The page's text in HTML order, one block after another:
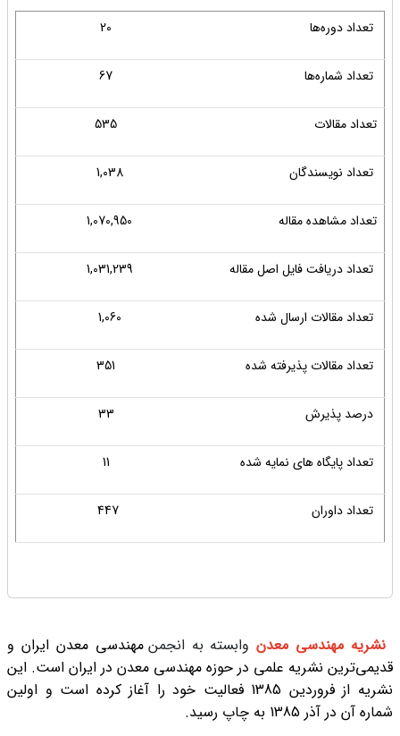
تعداد دوره‌ها
تعداد شماره‌ها
تعداد مقالات
تعداد نویسندگان 1,038
تعداد مشاهده مقاله 1,070,950
تعداد دریافت فایل اصل مقاله 1,031,239
تعداد مقالات ارسال شده 1,060
تعداد مقالات پذیرفته شده
درصد پذیرش
تعداد پایگاه های نمایه شده
تعداد داوران 447
نشریه مهندسی معدن وابسته به انجمن مهندسی معدن ایران و
قدیمیترین نشریه علمی در حوزه مهندسی معدن در ایران است. این
نشریه از فروردین 1385 فعالیت خود را آغاز کرده است و اولین
شماره آن در آذر 1385 به چاپ رسید.